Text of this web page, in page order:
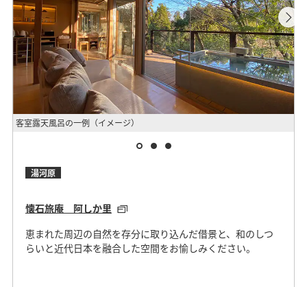
客室露天風呂の一例（イメージ）
湯河原
懐石旅庵 阿しか里
恵まれた周辺の自然を存分に取り込んだ借景と、和のしつ
らいと近代日本を融合した空間をお愉しみください。